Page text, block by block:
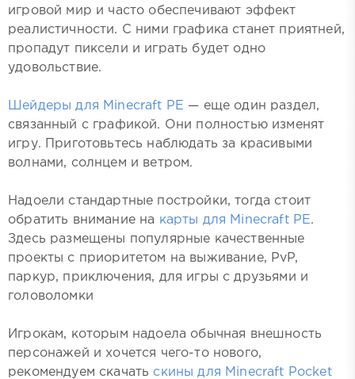
игровой мир и часто обеспечивают эффект
реалистичности. С ними графика станет приятней,
пропадут пиксели и играть будет одно
удовольствие.
Шейдеры для Minecraft PE — еще один раздел,
связанный с графикой. Они полностью изменят
игру. Приготовьтесь наблюдать за красивыми
волнами, солнцем и ветром.
Надоели стандартные постройки, тогда стоит
обратить внимание на карты для Minecraft PE .
Здесь размещены популярные качественные
проекты с приоритетом на выживание, PvP,
паркур, приключения, для игры с друзьями и
головоломки
Игрокам, которым надоела обычная внешность
персонажей и хочется чего-то нового,
рекомендуем скачать скины для Minecraft Pocket